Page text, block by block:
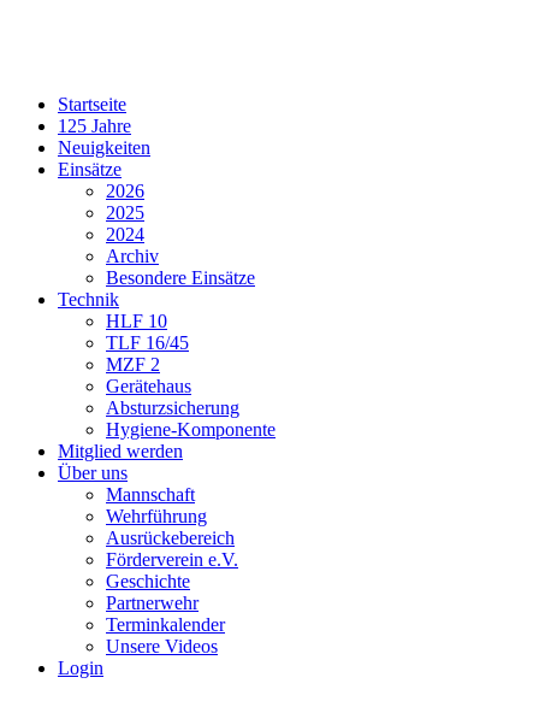
Startseite
125 Jahre
Neuigkeiten
Einsätze
2026
2025
2024
Archiv
Besondere Einsätze
Technik
HLF 10
TLF 16/45
MZF 2
Gerätehaus
Absturzsicherung
Hygiene-Komponente
Mitglied werden
Über uns
Mannschaft
Wehrführung
Ausrückebereich
Förderverein e.V.
Geschichte
Partnerwehr
Terminkalender
Unsere Videos
Login